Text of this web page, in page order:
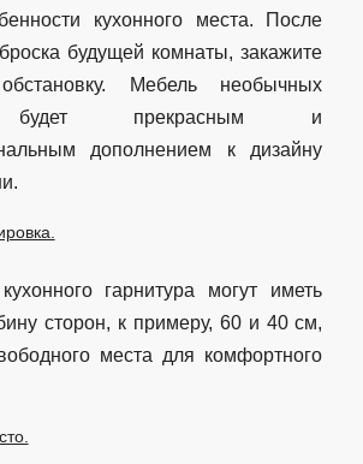
кухонного места. После
будущей комнаты, закажите
Мебель необычных
будет прекрасным и
дополнением к дизайну
гарнитура могут иметь
сторон, к примеру, 60 и 40 см,
места для комфортного